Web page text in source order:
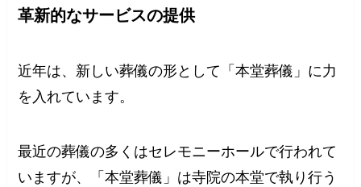
革新的なサービスの提供
近年は、新しい葬儀の形として「本堂葬儀」に力
を入れています。
最近の葬儀の多くはセレモニーホールで行われて
いますが、「本堂葬儀」は寺院の本堂で執り行う